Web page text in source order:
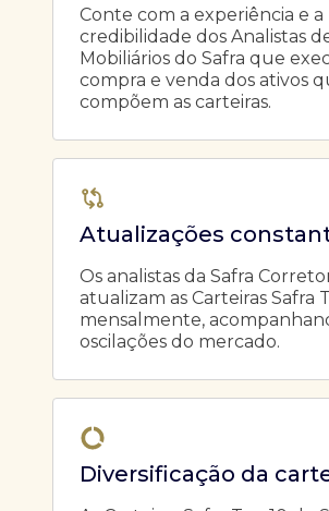
Conte com a experiência e a
credibilidade dos Analistas
Mobiliários do Safra que
compra e venda dos ativos
compõem as carteiras.
Atualizações
Os analistas da Safra
atualizam as Carteiras Safra
mensalmente,
oscilações do mercado.
Diversificação da